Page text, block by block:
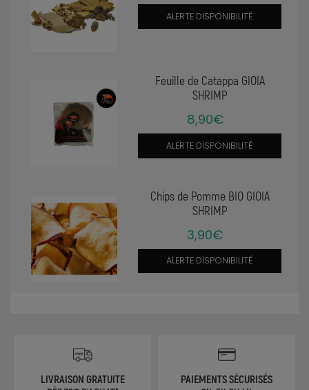
ALERTE DISPONIBILITÉ
Feuille de Catappa GIOIA
SHRIMP
8,90€
ALERTE DISPONIBILITÉ
Chips de Pomme BIO GIOIA
SHRIMP
3,90€
ALERTE DISPONIBILITÉ
LIVRAISON GRATUITE
PAIEMENTS SÉCURISÉS